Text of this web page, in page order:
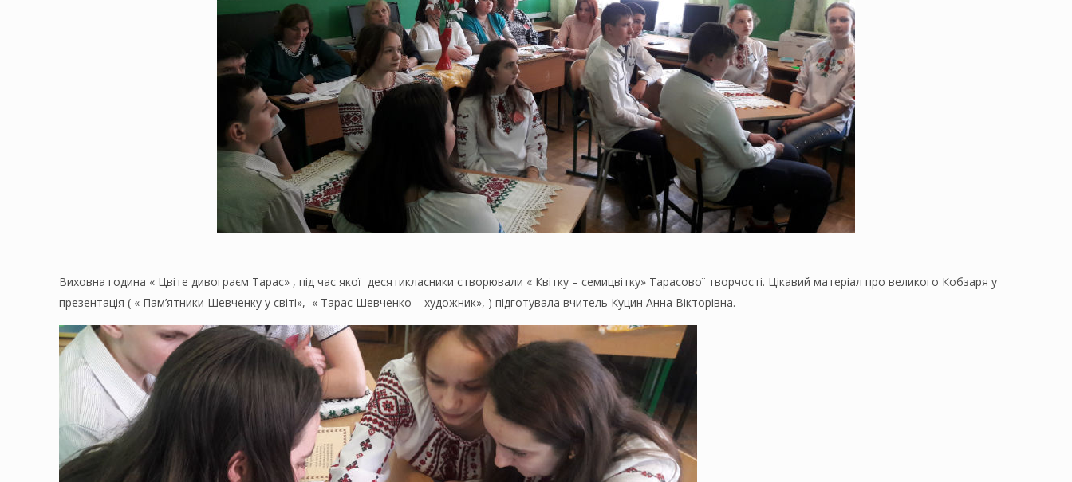
Виховна година « Цвіте дивограєм Тарас» , під час якої десятикласники створювали « Квітку – семицвітку» Тарасової творчості. Цікавий матеріал про великого Кобзаря у
презентація ( « Пам’ятники Шевченку у світі», « Тарас Шевченко – художник», ) підготувала вчитель Куцин Анна Вікторівна.